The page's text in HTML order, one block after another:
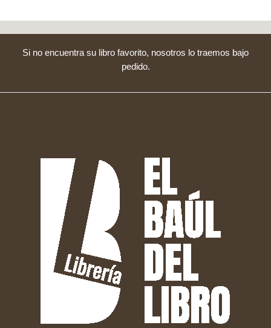
Si no encuentra su libro favorito, nosotros lo traemos bajo
pedido.